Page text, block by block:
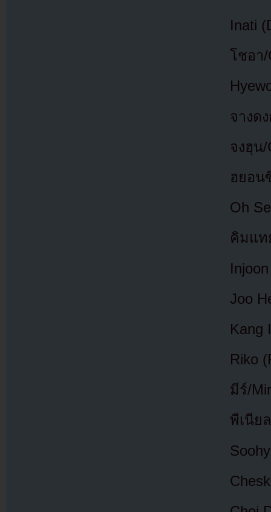
Inati
โชอา/
จางด
จงฮุน/
ฮยอน
Oh
คิมแท
Joo
Kang
Riko
มีร์/
พีเนีย